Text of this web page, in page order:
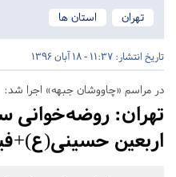
تهران
استان ها
تاریخ انتشار: 11:37 - 18 آبان 1396
در مراسم «چاووشان جبهه» اجرا شد:‏
تهران: روضه‌خوانی
اربعین